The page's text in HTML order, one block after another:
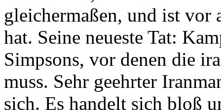
gleichermaßen, und ist vor
hat. Seine neueste Tat:
Simpsons, vor denen die
muss. Sehr geehrter
sich. Es handelt sich bloß